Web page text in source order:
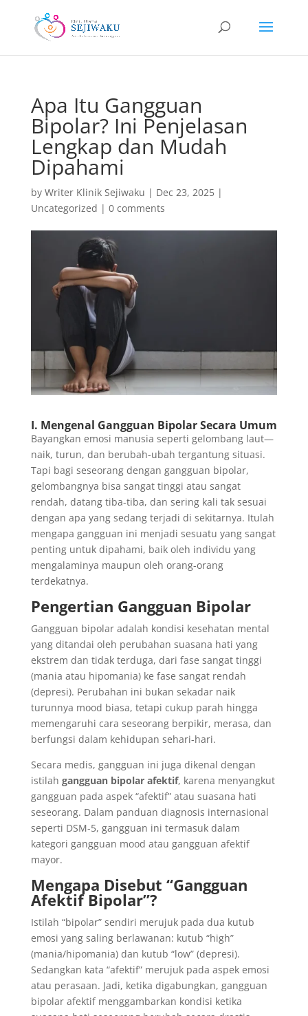
Apa Itu Gangguan
Bipolar? Ini Penjelasan
Lengkap dan Mudah
Dipahami
by Writer Klinik Sejiwaku | Dec 23, 2025|
Uncategorized | 0 comments
I. Mengenal Gangguan Bipolar Secara Umum
Bayangkan emosi manusia seperti gelombang laut—
naik, turun, dan berubah-ubah tergantung situasi.
Tapi bagi seseorang dengan gangguan bipolar,
gelombangnya bisa sangat tinggi atau sangat
rendah, datang tiba-tiba, dan sering kali tak sesuai
dengan apa yang sedang terjadi di sekitarnya. Itulah
mengapa gangguan ini menjadi sesuatu yang sangat
penting untuk dipahami, baik oleh individu yang
mengalaminya maupun oleh orang-orang
terdekatnya.
Pengertian Gangguan Bipolar
Gangguan bipolar adalah kondisi kesehatan mental
yang ditandai oleh perubahan suasana hati yang
ekstrem dan tidak terduga, dari fase sangat tinggi
(mania atau hipomania) ke fase sangat rendah
(depresi). Perubahan ini bukan sekadar naik
turunnya mood biasa, tetapi cukup parah hingga
memengaruhi cara seseorang berpikir, merasa, dan
berfungsi dalam kehidupan sehari-hari.
Secara medis, gangguan ini juga dikenal dengan
istilah gangguan bipolar afektif, karena menyangkut
gangguan pada aspek “afektif” atau suasana hati
seseorang. Dalam panduan diagnosis internasional
seperti DSM-5, gangguan ini termasuk dalam
kategori gangguan mood atau gangguan afektif
mayor.
Mengapa Disebut “Gangguan
Afektif Bipolar”?
Istilah “bipolar” sendiri merujuk pada dua kutub
emosi yang saling berlawanan: kutub “high”
(mania/hipomania) dan kutub “low” (depresi).
Sedangkan kata “afektif” merujuk pada aspek emosi
atau perasaan. Jadi, ketika digabungkan, gangguan
bipolar afektif menggambarkan kondisi ketika